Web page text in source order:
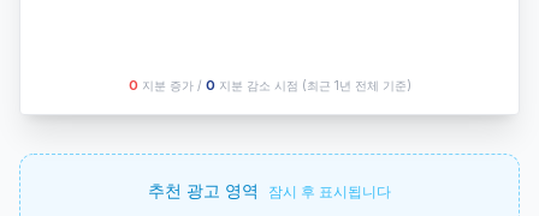
O 지분 증가 / O 지분 감소 시점 (최근 1년 전체 기준)
추천 광고 영역 잠시 후 표시됩니다